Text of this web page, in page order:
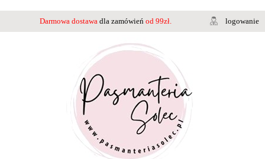
Darmowa dostawa dla zamówień od 99zł. logowanie